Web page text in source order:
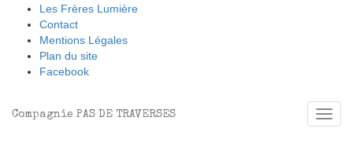
Les Frères Lumière
Contact
Mentions Légales
Plan du site
Facebook
Compagnie PAS DE TRAVERSES